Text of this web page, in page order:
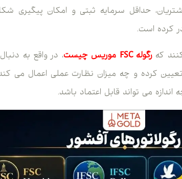
حداقل سرمایه ثبتی و امکان پیگیری
کرده است.
کهرگوله FSC موریس چیست
، در واقع به
تعیین کرده و چه میزان نظارت عملی اعمال می
می تواند قابل اعتماد باشد.